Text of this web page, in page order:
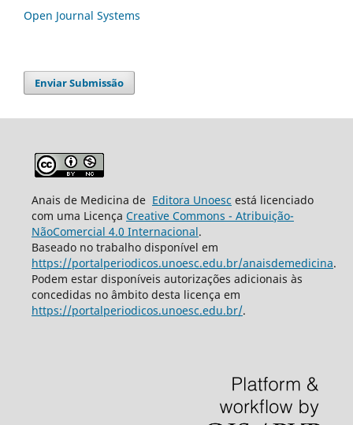
Open Journal Systems
Enviar Submissão
Anais de Medicina de Editora Unoesc está licenciado
com uma Licença Creative Commons - Atribuição-
NãoComercial 4.0 Internacional.
Baseado no trabalho disponível em
https://portalperiodicos.unoesc.edu.br/anaisdemedicina.
Podem estar disponíveis autorizações adicionais às
concedidas no âmbito desta licença em
https://portalperiodicos.unoesc.edu.br/.